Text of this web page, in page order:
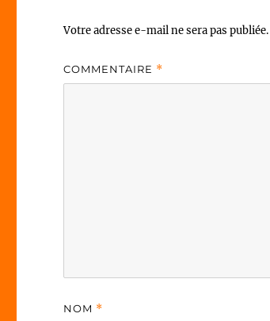
Votre adresse e-mail ne sera pas publiée.
COMMENTAIRE *
NOM *